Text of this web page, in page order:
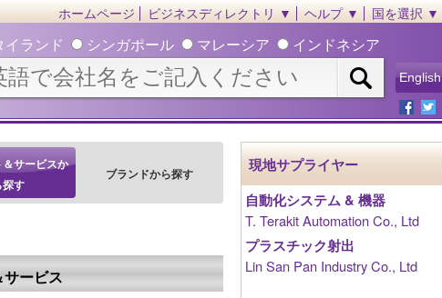
ホームページ ビジネスディレクトリ ▼ ヘルプ ▼ 国を選択 ▼
イランド シンガポール マレーシア インドネシア
English
サービスか
探す
ブランドから探す
ービス
現地サプライヤー
自動化システム & 機器
T. Terakit Automation Co., Ltd
プラスチック射出
Lin San Pan Industry Co., Ltd